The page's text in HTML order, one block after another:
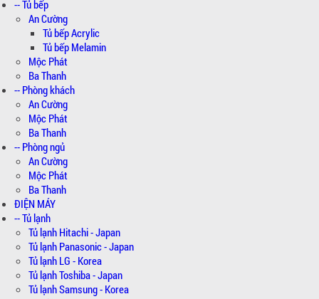
-- Tủ bếp
An Cường
Tủ bếp Acrylic
Tủ bếp Melamin
Mộc Phát
Ba Thanh
-- Phòng khách
An Cường
Mộc Phát
Ba Thanh
-- Phòng ngủ
An Cường
Mộc Phát
Ba Thanh
ĐIỆN MÁY
-- Tủ lạnh
Tủ lạnh Hitachi - Japan
Tủ lạnh Panasonic - Japan
Tủ lạnh LG - Korea
Tủ lạnh Toshiba - Japan
Tủ lạnh Samsung - Korea